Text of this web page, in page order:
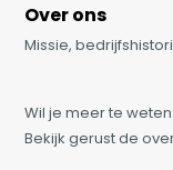
Over ons
Missie,
Wil je meer te
Bekijk gerust de